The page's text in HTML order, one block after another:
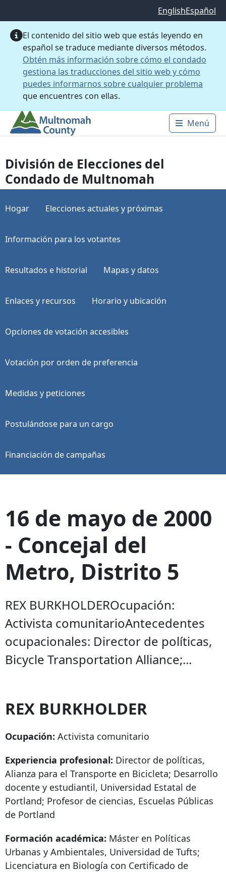
EnglishEspañol
El contenido del sitio web que estás leyendo en
español se traduce mediante diversos métodos.
Obtén más información sobre cómo el condado
gestiona las traducciones del sitio web y cómo
puedes informarnos sobre cualquier problema
que encuentres con ellas.
Main
Menú
División de Elecciones del
Condado de Multnomah
Hogar Elecciones actuales y próximas
Información para los votantes
Resultados e historial Mapas y datos
Enlaces y recursos Horario y ubicación
Opciones de votación accesibles
Votación por orden de preferencia
Medidas y peticiones
Postulándose para un cargo
Financiación de campañas
16 de mayo de 2000
- Concejal del
Metro, Distrito 5
REX BURKHOLDEROcupación:
Activista comunitarioAntecedentes
ocupacionales: Director de políticas,
Bicycle Transportation Alliance;...
REX BURKHOLDER
Ocupación: Activista comunitario
Experiencia profesional: Director de políticas,
Alianza para el Transporte en Bicicleta; Desarrollo
docente y estudiantil, Universidad Estatal de
Portland; Profesor de ciencias, Escuelas Públicas
de Portland
Formación académica: Máster en Políticas
Urbanas y Ambientales, Universidad de Tufts;
Licenciatura en Biología con Certificado de